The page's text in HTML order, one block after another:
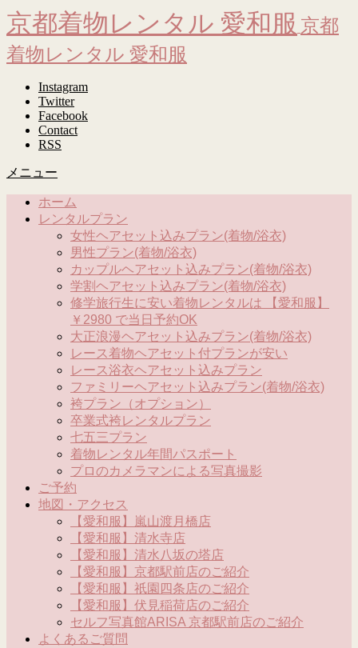
京都着物レンタル 愛和服 京都
着物レンタル 愛和服
Instagram
Twitter
Facebook
Contact
RSS
メニュー
ホーム
レンタルプラン
女性ヘアセット込みプラン(着物/浴衣)
男性プラン(着物/浴衣)
カップルヘアセット込みプラン(着物/浴衣)
学割ヘアセット込みプラン(着物/浴衣)
修学旅行生に安い着物レンタルは 【愛和服】
￥2980 で当日予約OK
大正浪漫ヘアセット込みプラン(着物/浴衣)
レース着物ヘアセット付プランが安い
レース浴衣ヘアセット込みプラン
ファミリーヘアセット込みプラン(着物/浴衣)
袴プラン（オプション）
卒業式袴レンタルプラン
七五三プラン
着物レンタル年間パスポート
プロのカメラマンによる写真撮影
ご予約
地図・アクセス
【愛和服】嵐山渡月橋店
【愛和服】清水寺店
【愛和服】清水八坂の塔店
【愛和服】京都駅前店のご紹介
【愛和服】祇園四条店のご紹介
【愛和服】伏見稲荷店のご紹介
セルフ写真館ARISA 京都駅前店のご紹介
よくあるご質問